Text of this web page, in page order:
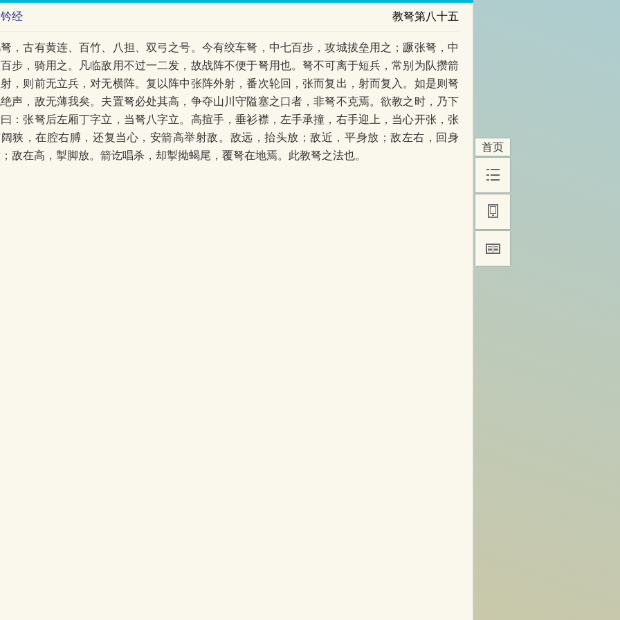
首页
经 教弩第八十五
，古有黄连、百竹、八担、双弓之号。今有绞车弩，中七百步，攻城拔垒用之；蹶张弩，中
步，骑用之。凡临敌用不过一二发，故战阵不便于弩用也。弩不可离于短兵，常别为队攒箭
，则前无立兵，对无横阵。复以阵中张阵外射，番次轮回，张而复出，射而复入。如是则弩
声，敌无薄我矣。夫置弩必处其高，争夺山川守隘塞之口者，非弩不克焉。欲教之时，乃下
：张弩后左厢丁字立，当弩八字立。高揎手，垂衫襟，左手承撞，右手迎上，当心开张，张
狭，在腔右膊，还复当心，安箭高举射敌。敌远，抬头放；敌近，平身放；敌左右，回身
敌在高，掣脚放。箭讫唱杀，却掣拗蝎尾，覆弩在地焉。此教弩之法也。